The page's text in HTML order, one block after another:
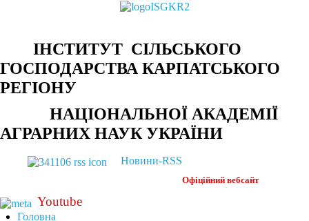
ІНСТИТУТ СІЛЬСЬКОГО
ГОСПОДАРСТВА КАРПАТСЬКОГО
РЕГІОНУ
НАЦІОНАЛЬНОЇ АКАДЕМІЇ
АГРАРНИХ НАУК УКРАЇНИ
Новини-RSS
Офіційний вебсайт
Youtube
Головна